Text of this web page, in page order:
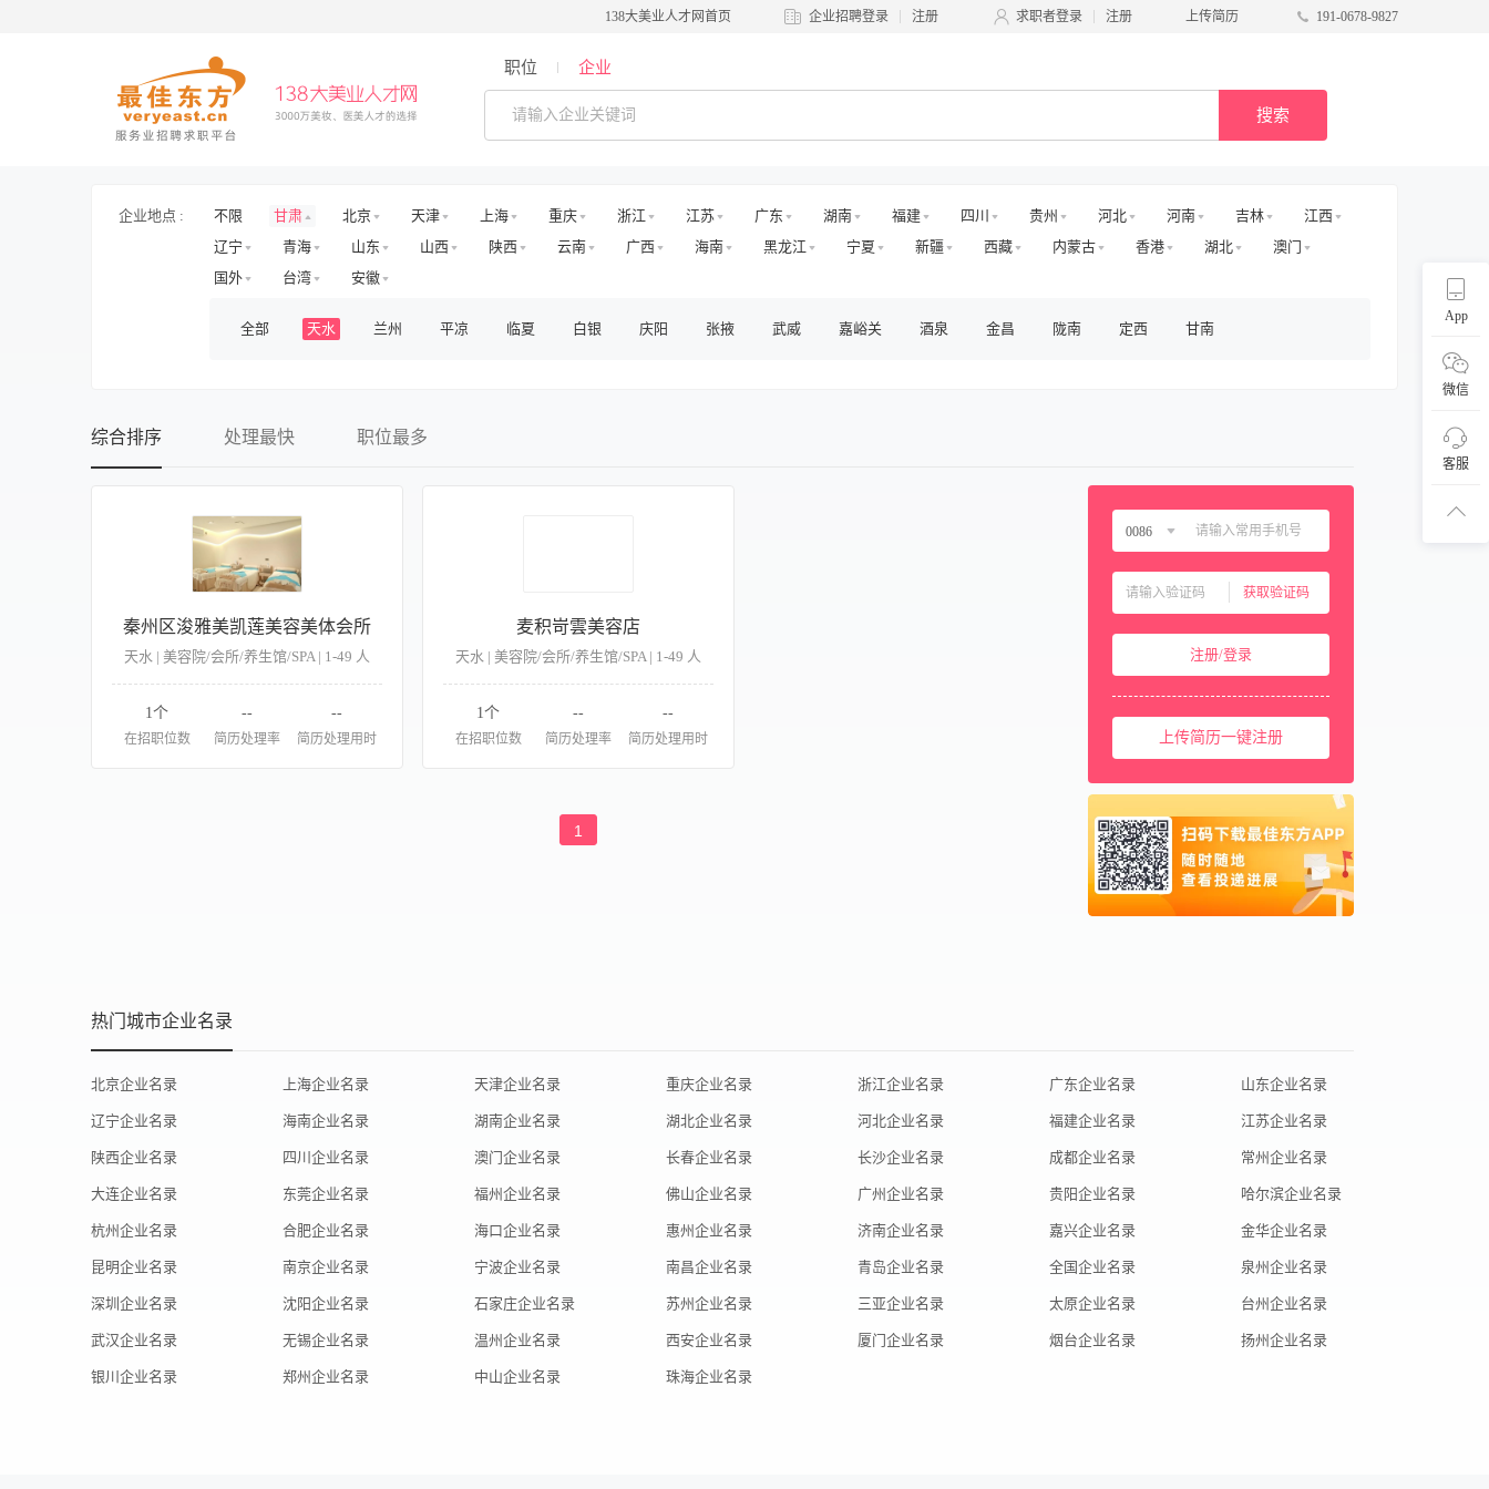
138大美业人才网首页 企业招聘登录 注册 求职者登录 注册 上传简历 191-0678-9827
职位 企业
搜索
企业地点 : 不限 甘肃 北京 天津 上海 重庆 浙江 江苏 广东 湖南 福建 四川 贵州 河北 河南 吉林
江西
辽宁
青海 山东 山西 陕西 云南 广西 海南 黑龙江 宁夏 新疆 西藏 内蒙古 香港 湖北
澳门
国外
台湾 安徽
全部 天水 兰州 平凉 临夏 白银 庆阳 张掖 武威 嘉峪关 酒泉 金昌 陇南 定西 甘南
App
微信
客服
综合排序 处理最快 职位最多
秦州区浚雅美凯莲美容美体会所
天水 | 美容院/会所/养生馆/SPA | 1-49 人
1个
在招职位数
--
简历处理率
--
简历处理用时
麦积岢雲美容店
天水 | 美容院/会所/养生馆/SPA | 1-49 人
1个
在招职位数
--
简历处理率
--
简历处理用时
1
0086
获取验证码
注册/登录
上传简历一键注册
中国大陆
0086
中国澳门
00853
西班牙
0034
泰国
0066
柬埔寨
00855
00971
热门城市企业名录
北京企业名录 上海企业名录 天津企业名录 重庆企业名录 浙江企业名录 广东企业名录 山东企业名录
辽宁企业名录 海南企业名录 湖南企业名录 湖北企业名录 河北企业名录 福建企业名录 江苏企业名录
陕西企业名录 四川企业名录 澳门企业名录 长春企业名录 长沙企业名录 成都企业名录 常州企业名录
大连企业名录 东莞企业名录 福州企业名录 佛山企业名录 广州企业名录 贵阳企业名录 哈尔滨企业名录
杭州企业名录 合肥企业名录 海口企业名录 惠州企业名录 济南企业名录 嘉兴企业名录 金华企业名录
昆明企业名录 南京企业名录 宁波企业名录 南昌企业名录 青岛企业名录 全国企业名录 泉州企业名录
深圳企业名录 沈阳企业名录 石家庄企业名录 苏州企业名录 三亚企业名录 太原企业名录 台州企业名录
武汉企业名录 无锡企业名录 温州企业名录 西安企业名录 厦门企业名录 烟台企业名录 扬州企业名录
银川企业名录 郑州企业名录 中山企业名录 珠海企业名录